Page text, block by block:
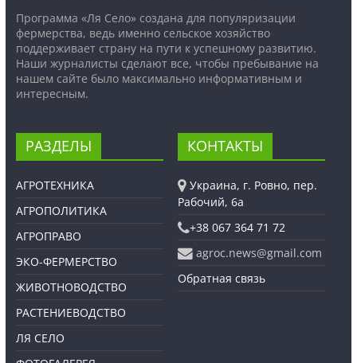
Программа «Ля Село» создана для популяризации
фермерства, ведь именно сельское хозяйство
поддерживает страну на пути к успешному развитию.
Наши журналисты сделают все, чтобы пребывание на
нашем сайте было максимально информативным и
интересным.
РАЗДЕЛЫ
АГРОТЕХНИКА
АГРОПОЛИТИКА
АГРОПРАВО
ЭКО-ФЕРМЕРСТВО
ЖИВОТНОВОДСТВО
РАСТЕНИЕВОДСТВО
ЛЯ СЕЛО
КОНТАКТЫ
Украина, г. Ровно, пер.
Рабочий, 6а
+38 067 364 71 72
agroc.news@gmail.com
Обратная связь